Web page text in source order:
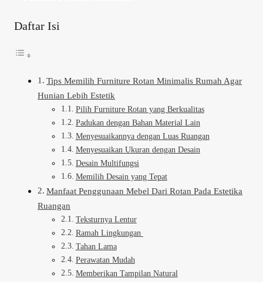
Daftar Isi
Tips Memilih Furniture Rotan Minimalis Rumah Agar
Hunian Lebih Estetik
Pilih Furniture Rotan yang Berkualitas
Padukan dengan Bahan Material Lain
Menyesuaikannya dengan Luas Ruangan
Menyesuaikan Ukuran dengan Desain
Desain Multifungsi
Memilih Desain yang Tepat
Manfaat Penggunaan Mebel Dari Rotan Pada Estetika
Ruangan
Teksturnya Lentur
Ramah Lingkungan
Tahan Lama
Perawatan Mudah
Memberikan Tampilan Natural